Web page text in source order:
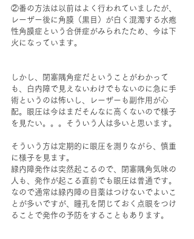
②番の方法は以前はよく行われていましたが、
レーザー後に角膜（黒目）が白く混濁する水疱
性角膜症という合併症がみられたため、今は下
火になっています。
しかし、閉塞隅角症だということがわかって
も、白内障で見えないわけでもないのに急に手
術というのは怖いし、レーザーも副作用が心
配。眼圧は今はまだそんなに高くないので様子
を見たい。。。そういう人は多いと思います。
そういう方は定期的に眼圧を測りながら、慎重
に様子を見ます。
緑内障発作は突然起こるので、閉塞隅角気味の
人も、発作が起こる直前でも眼圧は普通です。
なので通常は緑内障の目薬はつけないでよいこ
とが多いですが、瞳孔を閉じておく点眼をつけ
ることで発作の予防をすることもあります。